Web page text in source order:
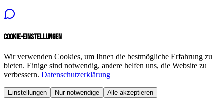
Cookie-Einstellungen
Wir verwenden Cookies, um Ihnen die bestmögliche Erfahrung zu
bieten. Einige sind notwendig, andere helfen uns, die Website zu
verbessern. Datenschutzerklärung
Einstellungen Nur notwendige Alle akzeptieren